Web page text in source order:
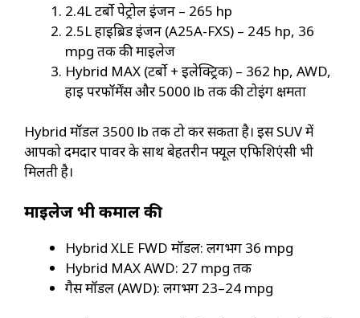
2.4L टर्बो पेट्रोल इंजन – 265 hp
2.5L हाइब्रिड इंजन (A25A-FXS) – 245 hp, 36
mpg तक की माइलेज
Hybrid MAX (टर्बो + इलेक्ट्रिक) – 362 hp, AWD,
हाई परफॉर्मेंस और 5000 lb तक की टोइंग क्षमता
Hybrid मॉडल 3500 lb तक टो कर सकता है। इस SUV में
आपको दमदार पावर के साथ बेहतरीन फ्यूल एफिशिएंसी भी
मिलती है।
माइलेज भी कमाल की
Hybrid XLE FWD मॉडल: लगभग 36 mpg
Hybrid MAX AWD: 27 mpg तक
गैस मॉडल (AWD): लगभग 23–24 mpg